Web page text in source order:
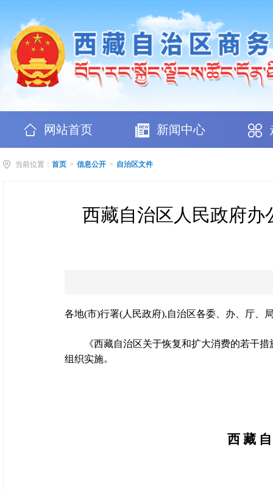
网站首页 新闻中心
当前位置： 首页 > 信息公开 > 自治区文件
西藏自治区人民政府
各地(市)行署(人民政府),自治区各委、办、厅、
《西藏自治区关于恢复和扩大消费的若干
组织实施。
西 藏